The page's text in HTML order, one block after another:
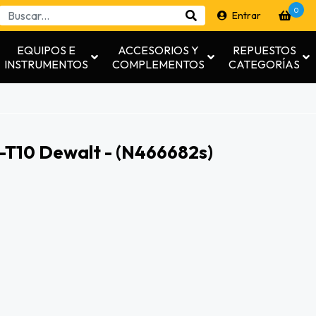
Entrar 0
EQUIPOS E
INSTRUMENTOS
ACCESORIOS Y
COMPLEMENTOS
REPUESTOS
CATEGORÍAS
Dewalt - (n466682s)